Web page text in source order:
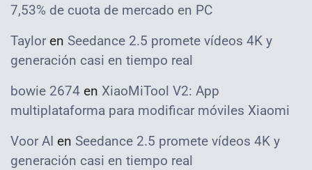
7,53% de cuota de mercado en PC
Taylor en Seedance 2.5 promete vídeos 4K y
generación casi en tiempo real
bowie 2674 en XiaoMiTool V2: App
multiplataforma para modificar móviles Xiaomi
Voor AI en Seedance 2.5 promete vídeos 4K y
generación casi en tiempo real